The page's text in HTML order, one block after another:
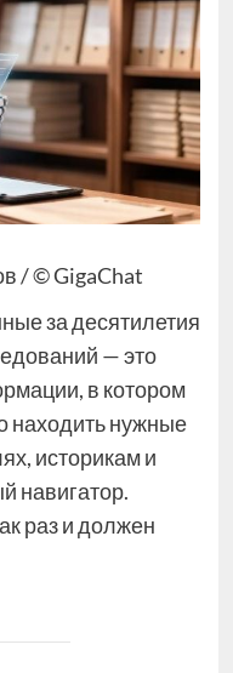
/ © GigaChat
за десятилетия
— это
в котором
находить нужные
историкам и
навигатор.
раз и должен